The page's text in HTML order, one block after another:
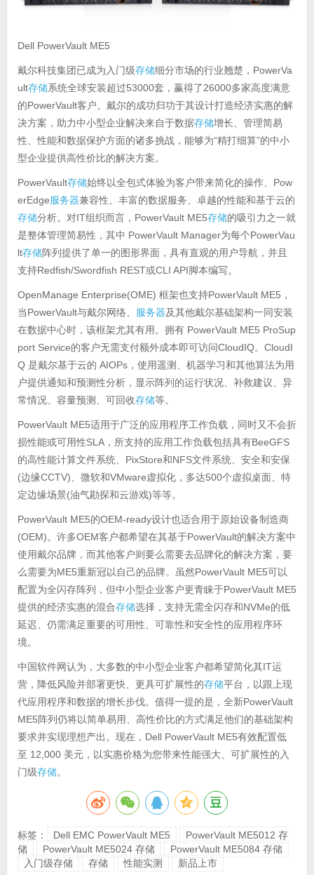
Dell PowerVault ME5
戴尔科技集团已成为入门级存储细分市场的行业翘楚，PowerVa
ult存储系统全球安装超过53000套，赢得了26000多家高度满意
的PowerVault客户。戴尔的成功归功于其设计打造经济实惠的解
决方案，助力中小型企业解决来自于数据存储增长、管理简易
性、性能和数据保护方面的诸多挑战，能够为“精打细算”的中小
型企业提供高性价比的解决方案。
PowerVault存储始终以全包式体验为客户带来简化的操作、Pow
erEdge服务器兼容性、丰富的数据服务、卓越的性能和基于云的
存储分析。对IT组织而言，PowerVault ME5存储的吸引力之一就
是整体管理简易性，其中 PowerVault Manager为每个PowerVau
lt存储阵列提供了单一的图形界面，具有直观的用户导航，并且
支持Redfish/Swordfish REST或CLI API脚本编写。
OpenManage Enterprise(OME) 框架也支持PowerVault ME5，
当PowerVault与戴尔网络、 服务器及其他戴尔基础架构一同安装
在数据中心时，该框架尤其有用。拥有 PowerVault ME5 ProSup
port Service的客户无需支付额外成本即可访问CloudIQ。CloudI
Q 是戴尔基于云的 AIOPs，使用遥测、机器学习和其他算法为用
户提供通知和预测性分析，显示阵列的运行状况、补救建议、异
常情况、容量预测、可回收存储等。
PowerVault ME5适用于广泛的应用程序工作负载，同时又不会折
损性能或可用性SLA，所支持的应用工作负载包括具有BeeGFS
的高性能计算文件系统、PixStore和NFS文件系统、安全和安保
(边缘CCTV)、微软和VMware虚拟化，多达500个虚拟桌面、特
定边缘场景(油气勘探和云游戏)等等。
PowerVault ME5的OEM-ready设计也适合用于原始设备制造商
(OEM)。许多OEM客户都希望在其基于PowerVault的解决方案中
使用戴尔品牌，而其他客户则要么需要去品牌化的解决方案，要
么需要为ME5重新冠以自己的品牌。虽然PowerVault ME5可以
配置为全闪存阵列，但中小型企业客户更青睐于PowerVault ME5
提供的经济实惠的混合存储选择，支持无需全闪存和NVMe的低
延迟、仍需满足重要的可用性、可靠性和安全性的应用程序环
境。
中国软件网认为，大多数的中小型企业客户都希望简化其IT运
营，降低风险并部署更快、更具可扩展性的存储平台，以跟上现
代应用程序和数据的增长步伐。值得一提的是，全新PowerVault
ME5阵列仍将以简单易用、高性价比的方式满足他们的基础架构
要求并实现理想产出。现在，Dell PowerVault ME5有效配置低
至 12,000 美元，以实惠价格为您带来性能强大、可扩展性的入
门级存储。
标签： Dell EMC PowerVault ME5
PowerVault ME5012 存
储
PowerVault ME5024 存储
PowerVault ME5084 存储
入门级存储
存储 性能实测 新品上市